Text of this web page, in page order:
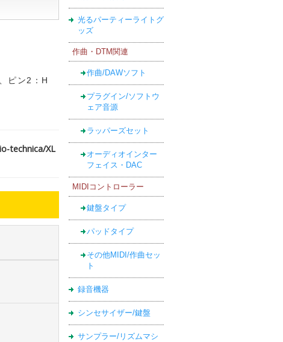
光るパーティーライトグ
ッズ
作曲・DTM関連
作曲/DAWソフト
プラグイン/ソフトウ
ェア音源
ラッパーズセット
オーディオインター
フェイス・DAC
MIDIコントローラー
鍵盤タイプ
パッドタイプ
その他MIDI/作曲セッ
ト
録音機器
シンセサイザー/鍵盤
サンプラー/リズムマシ
ピン2：H
technica/XL